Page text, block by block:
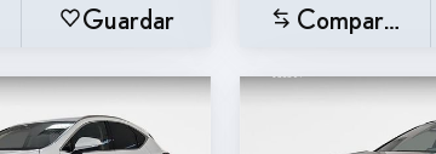
Guardar Comparar